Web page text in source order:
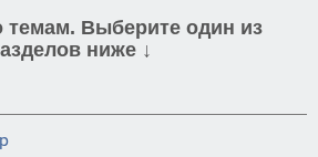
темам. Выберите один из
ниже ↓